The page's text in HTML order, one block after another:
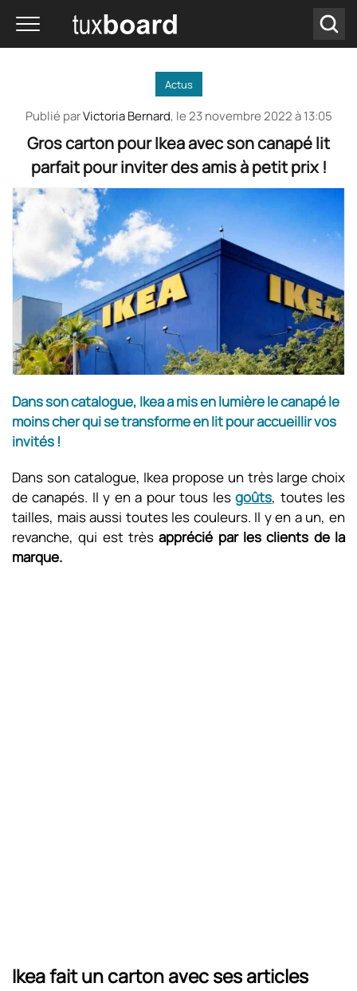
Actus
Publié parVictoria Bernard, le23 novembre 2022 à 13:05
Gros carton pour Ikea avec son canapé lit
parfait pour inviter des amis à petit prix !
Dans son catalogue, Ikea a mis en lumière le canapé le
moins cher qui se transforme en lit pour accueillir vos
invités !
Dans son catalogue, Ikea propose un très large choix
de canapés. Il y en a pour tous lesgoûts, toutes les
tailles, mais aussi toutes les couleurs. Il y en a un, en
revanche, qui est très apprécié par les clients de la
marque.
Ikea fait un carton avec ses articles